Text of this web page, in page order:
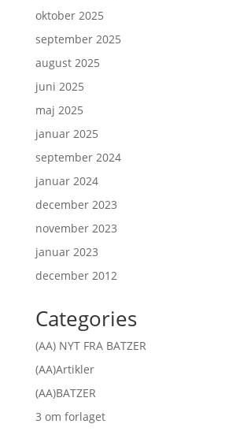
oktober 2025
september 2025
august 2025
juni 2025
maj 2025
januar 2025
september 2024
januar 2024
december 2023
november 2023
januar 2023
december 2012
Categories
(AA) NYT FRA BATZER
(AA)Artikler
(AA)BATZER
3 om forlaget